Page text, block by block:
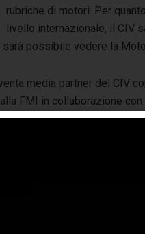
rubriche di motori. Per
livello internazionale, il CIV
possibile vedere la
media partner del CIV
FMI in collaborazione con
Solutions Manager RCS
che desiderano
primi di febbraio.
e anche l’obiettivo della
più ampio a sostegno
del vivaio italiano,